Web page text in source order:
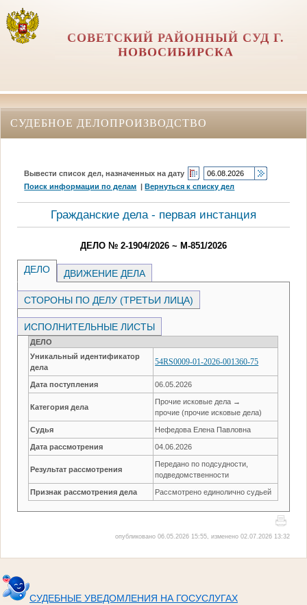
СОВЕТСКИЙ РАЙОННЫЙ СУД Г.
НОВОСИБИРСКА
СУДЕБНОЕ ДЕЛОПРОИЗВОДСТВО
Вывести список дел, назначенных на дату
Поиск информации по делам |Вернуться к списку дел
Гражданские дела - первая инстанция
ДЕЛО № 2-1904/2026 ~ М-851/2026
ДЕЛО ДВИЖЕНИЕ ДЕЛА
СТОРОНЫ ПО ДЕЛУ (ТРЕТЬИ ЛИЦА)
ИСПОЛНИТЕЛЬНЫЕ ЛИСТЫ
ДЕЛО
Уникальный идентификатор
дела
54RS0009-01-2026-001360-75
Дата поступления 06.05.2026
Категория дела
Прочие исковые дела →
прочие (прочие исковые дела)
Судья Нефедова Елена Павловна
Дата рассмотрения 04.06.2026
Результат рассмотрения
Передано по подсудности,
подведомственности
Признак рассмотрения дела Рассмотрено единолично судьей
опубликовано 06.05.2026 15:55, изменено 02.07.2026 13:32
СУДЕБНЫЕ УВЕДОМЛЕНИЯ НА ГОСУСЛУГАХ